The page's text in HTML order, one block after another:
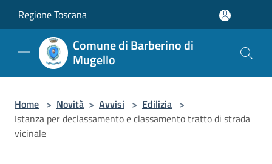
Regione Toscana
Comune di Barberino di
Mugello
Home > Novità > Avvisi > Edilizia >
Istanza per declassamento e classamento tratto di strada
vicinale